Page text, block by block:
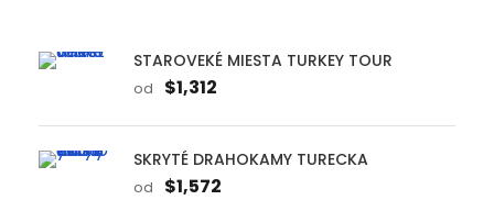
STAROVEKÉ MIESTA TURKEY TOUR
od $1,312
SKRYTÉ DRAHOKAMY TURECKA
od $1,572